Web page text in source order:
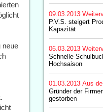
neue
09.03.2013
P.V.S. steigert
Kapazität
06.03.2013
Schnelle
Hochsaison
01.03.2013 Aus
Gründer der
gestorben